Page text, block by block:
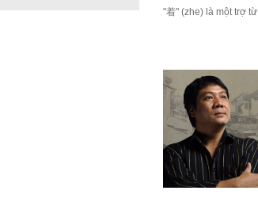
"着" (zhe) là một trợ từ